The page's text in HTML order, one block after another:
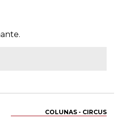
COLUNAS - CIRCUS